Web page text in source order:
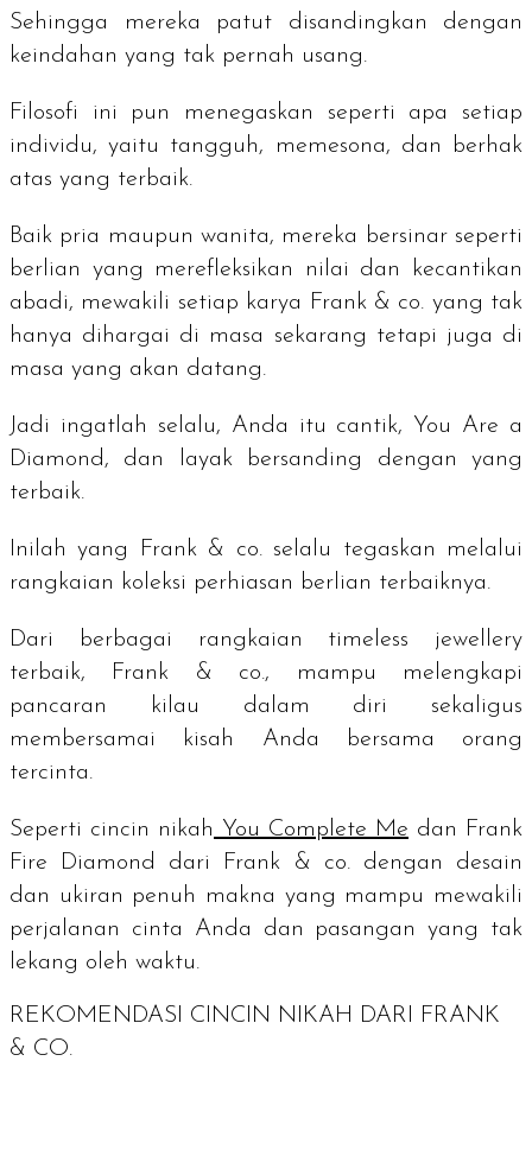
Sehingga mereka patut disandingkan dengan
keindahan yang tak pernah usang.
Filosofi ini pun menegaskan seperti apa setiap
individu, yaitu tangguh, memesona, dan berhak
atas yang terbaik.
Baik pria maupun wanita, mereka bersinar seperti
berlian yang merefleksikan nilai dan kecantikan
abadi, mewakili setiap karya Frank & co. yang tak
hanya dihargai di masa sekarang tetapi juga di
masa yang akan datang.
Jadi ingatlah selalu, Anda itu cantik, You Are a
Diamond, dan layak bersanding dengan yang
terbaik.
Inilah yang Frank & co. selalu tegaskan melalui
rangkaian koleksi perhiasan berlian terbaiknya.
Dari berbagai rangkaian timeless jewellery
terbaik, Frank & co., mampu melengkapi
pancaran kilau dalam diri sekaligus
membersamai kisah Anda bersama orang
tercinta.
Seperti cincin nikah You Complete Me dan Frank
Fire Diamond dari Frank & co. dengan desain
dan ukiran penuh makna yang mampu mewakili
perjalanan cinta Anda dan pasangan yang tak
lekang oleh waktu.
REKOMENDASI CINCIN NIKAH DARI FRANK
& CO.